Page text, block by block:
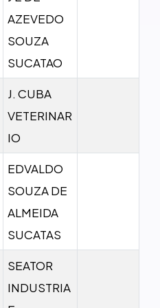
AZEVEDO
SOUZA
SUCATAO
J. CUBA
VETERINAR
IO
EDVALDO
SOUZA DE
ALMEIDA
SUCATAS
SEATOR
INDUSTRIA